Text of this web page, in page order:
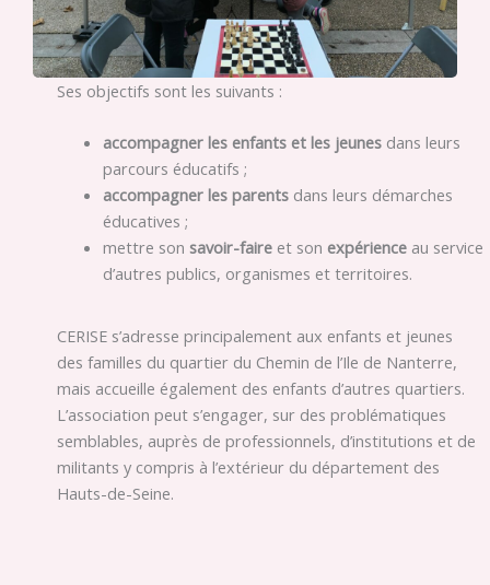
Ses objectifs sont les suivants :
accompagner les enfants et les jeunesdans leurs
parcours éducatifs ;
accompagner les parents dans leurs démarches
éducatives ;
mettre son savoir-faireet son expérienceau service
d’autres publics, organismes et territoires.
CERISE s’adresse principalement aux enfants et jeunes
des familles du quartier du Chemin de l’Ile de Nanterre,
mais accueille également des enfants d’autres quartiers.
L’association peut s’engager, sur des problématiques
semblables, auprès de professionnels, d’institutions et de
militants y compris à l’extérieur du département des
Hauts-de-Seine.